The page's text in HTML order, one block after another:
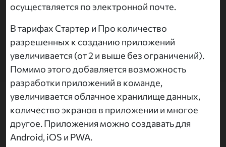
осуществляется по электронной почте.
В тарифах Стартер и Про количество
разрешенных к созданию приложений
увеличивается (от 2 и выше без ограничений).
Помимо этого добавляется возможность
разработки приложений в команде,
увеличивается облачное хранилище данных,
количество экранов в приложении и многое
другое. Приложения можно создавать для
Android, iOS и PWA.